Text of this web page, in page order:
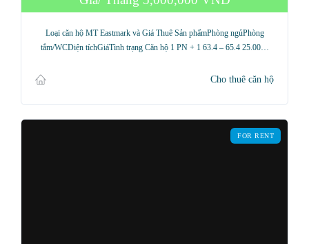
Loại căn hộ MT Eastmark và Giá Thuê Sản phẩmPhòng ngủPhòng
tắm/WCDiện tíchGiáTình trạng Căn hộ 1 PN + 1 63.4 – 65.4 25.00…
Cho thuê căn hộ
FOR RENT